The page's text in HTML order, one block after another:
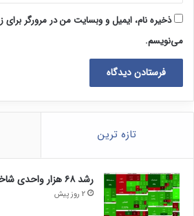
ذخیره نام، ایمیل و وبسایت من در مرورگر برای
می‌نویسم.
تازه ترین
رشد ۶۸ هزار واحدی شاخص کل بورس
2 روز پیش